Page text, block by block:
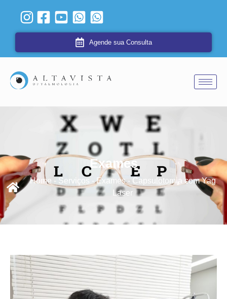
Agende sua Consulta
Exames
Home - Serviços - Exames - Capsulotomia com Yag
Laser